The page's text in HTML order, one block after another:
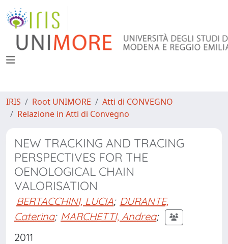
IRIS Root UNIMORE
Atti di CONVEGNO
Relazione in Atti di Convegno
NEW TRACKING AND TRACING
PERSPECTIVES FOR THE
OENOLOGICAL CHAIN
VALORISATION
BERTACCHINI, LUCIA; DURANTE,
Caterina; MARCHETTI, Andrea;
2011